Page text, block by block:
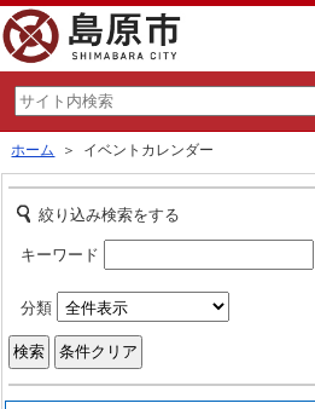
ホーム ＞ イベントカレンダー
絞り込み検索をする
キーワード
分類